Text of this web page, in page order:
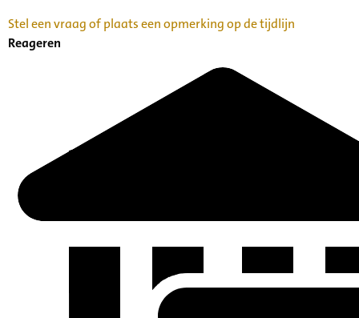
Stel een vraag of plaats een opmerking op de tijdlijn
Reageren